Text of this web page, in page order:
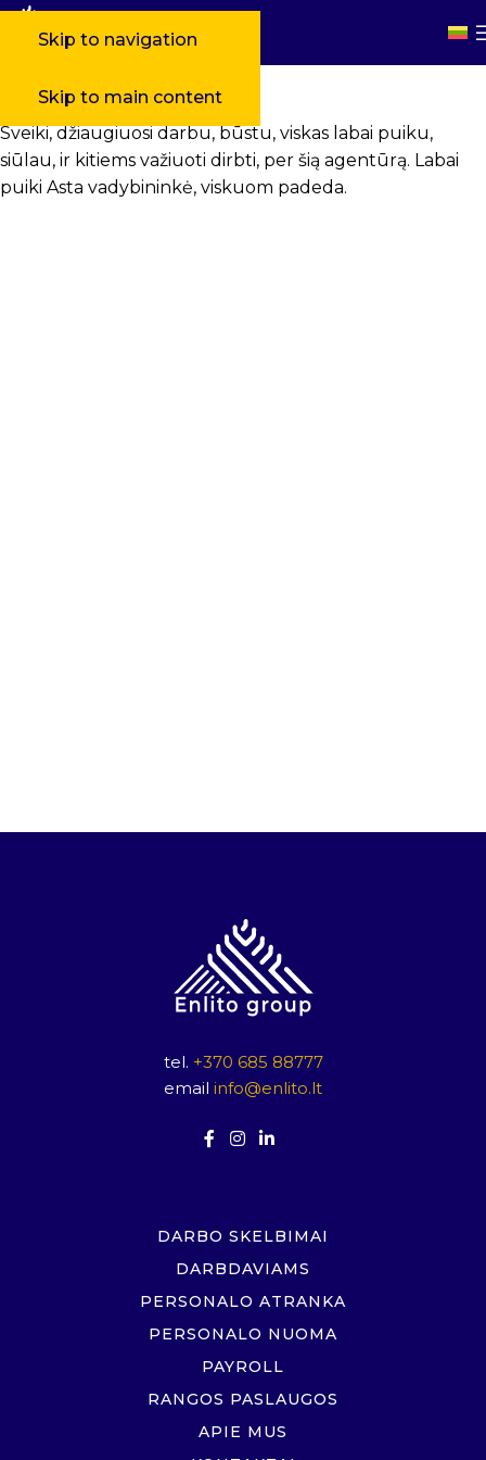
Skip to navigation
Skip to main content
Sveiki, džiaugiuosi darbu, būstu, viskas labai puiku,
siūlau, ir kitiems važiuoti dirbti, per šią agentūrą. Labai
puiki Asta vadybininkė, viskuom padeda.
tel. +370 685 88777
email info@enlito.lt
DARBO SKELBIMAI
DARBDAVIAMS
PERSONALO ATRANKA
PERSONALO NUOMA
PAYROLL
RANGOS PASLAUGOS
APIE MUS